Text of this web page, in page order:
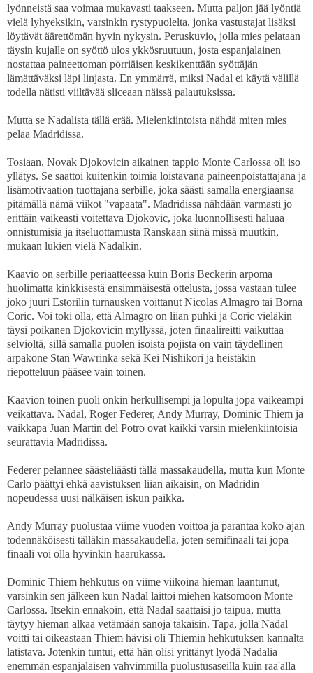
lyönneistä saa voimaa mukavasti taakseen. Mutta paljon jää lyöntiä
vielä lyhyeksikin, varsinkin rystypuolelta, jonka vastustajat lisäksi
löytävät äärettömän hyvin nykysin. Peruskuvio, jolla mies pelataan
täysin kujalle on syöttö ulos ykkösruutuun, josta espanjalainen
nostattaa paineettoman pörriäisen keskikenttään syöttäjän
lämättäväksi läpi linjasta. En ymmärrä, miksi Nadal ei käytä välillä
todella nätisti viiltävää sliceaan näissä palautuksissa.
Mutta se Nadalista tällä erää. Mielenkiintoista nähdä miten mies
pelaa Madridissa.
Tosiaan, Novak Djokovicin aikainen tappio Monte Carlossa oli iso
yllätys. Se saattoi kuitenkin toimia loistavana paineenpoistattajana ja
lisämotivaation tuottajana serbille, joka säästi samalla energiaansa
pitämällä nämä viikot "vapaata". Madridissa nähdään varmasti jo
erittäin vaikeasti voitettava Djokovic, joka luonnollisesti haluaa
onnistumisia ja itseluottamusta Ranskaan siinä missä muutkin,
mukaan lukien vielä Nadalkin.
Kaavio on serbille periaatteessa kuin Boris Beckerin arpoma
huolimatta kinkkisestä ensimmäisestä ottelusta, jossa vastaan tulee
joko juuri Estorilin turnausken voittanut Nicolas Almagro tai Borna
Coric. Voi toki olla, että Almagro on liian puhki ja Coric vieläkin
täysi poikanen Djokovicin myllyssä, joten finaalireitti vaikuttaa
selviöltä, sillä samalla puolen isoista pojista on vain täydellinen
arpakone Stan Wawrinka sekä Kei Nishikori ja heistäkin
riepotteluun pääsee vain toinen.
Kaavion toinen puoli onkin herkullisempi ja lopulta jopa vaikeampi
veikattava. Nadal, Roger Federer, Andy Murray, Dominic Thiem ja
vaikkapa Juan Martin del Potro ovat kaikki varsin mielenkiintoisia
seurattavia Madridissa.
Federer pelannee säästeliäästi tällä massakaudella, mutta kun Monte
Carlo päättyi ehkä aavistuksen liian aikaisin, on Madridin
nopeudessa uusi nälkäisen iskun paikka.
Andy Murray puolustaa viime vuoden voittoa ja parantaa koko ajan
todennäköisesti tälläkin massakaudella, joten semifinaali tai jopa
finaali voi olla hyvinkin haarukassa.
Dominic Thiem hehkutus on viime viikoina hieman laantunut,
varsinkin sen jälkeen kun Nadal laittoi miehen katsomoon Monte
Carlossa. Itsekin ennakoin, että Nadal saattaisi jo taipua, mutta
täytyy hieman alkaa vetämään sanoja takaisin. Tapa, jolla Nadal
voitti tai oikeastaan Thiem hävisi oli Thiemin hehkutuksen kannalta
latistava. Jotenkin tuntui, että hän olisi yrittänyt lyödä Nadalia
enemmän espanjalaisen vahvimmilla puolustusaseilla kuin raa'alla